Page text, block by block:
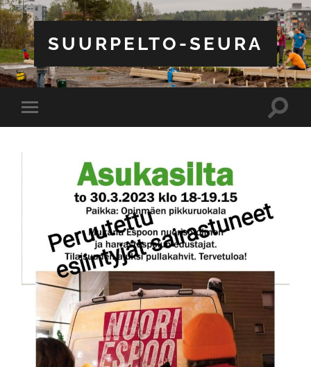
SUURPELTO-SEURA
Toggle
mobile
Toggle